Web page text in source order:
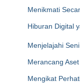
Menikmati
Hiburan Digital
Menjelajahi
Merancang
Mengikat